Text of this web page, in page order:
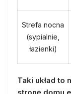
Strefa nocna
(sypialnie,
łazienki)
Taki układ to